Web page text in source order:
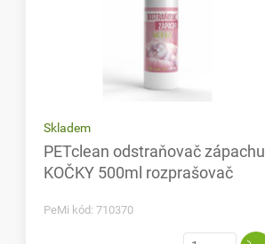
Skladem
PETclean odstraňovač zápachu
KOČKY 500ml rozprašovač
PeMi kód: 710370